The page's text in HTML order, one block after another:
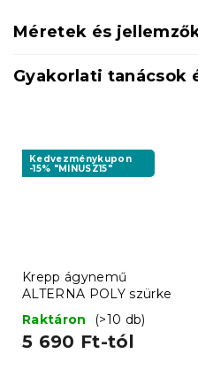
Méretek és
Gyakorlati tanácsok
Kedvezménykupon
-15% "MINUSZ15"
Krepp ágynemű
ALTERNA POLY szürke
Raktáron
(>10 db)
5 690 Ft-tól